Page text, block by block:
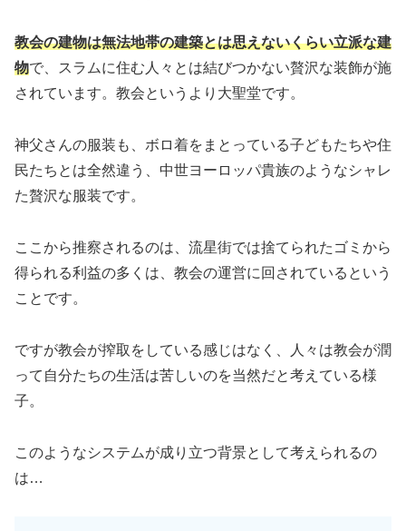
教会の建物は無法地帯の建築とは思えないくらい立派な建
物で、スラムに住む人々とは結びつかない贅沢な装飾が施
されています。教会というより大聖堂です。
神父さんの服装も、ボロ着をまとっている子どもたちや住
民たちとは全然違う、中世ヨーロッパ貴族のようなシャレ
た贅沢な服装です。
ここから推察されるのは、流星街では捨てられたゴミから
得られる利益の多くは、教会の運営に回されているという
ことです。
ですが教会が搾取をしている感じはなく、人々は教会が潤
って自分たちの生活は苦しいのを当然だと考えている様
子。
このようなシステムが成り立つ背景として考えられるの
は…